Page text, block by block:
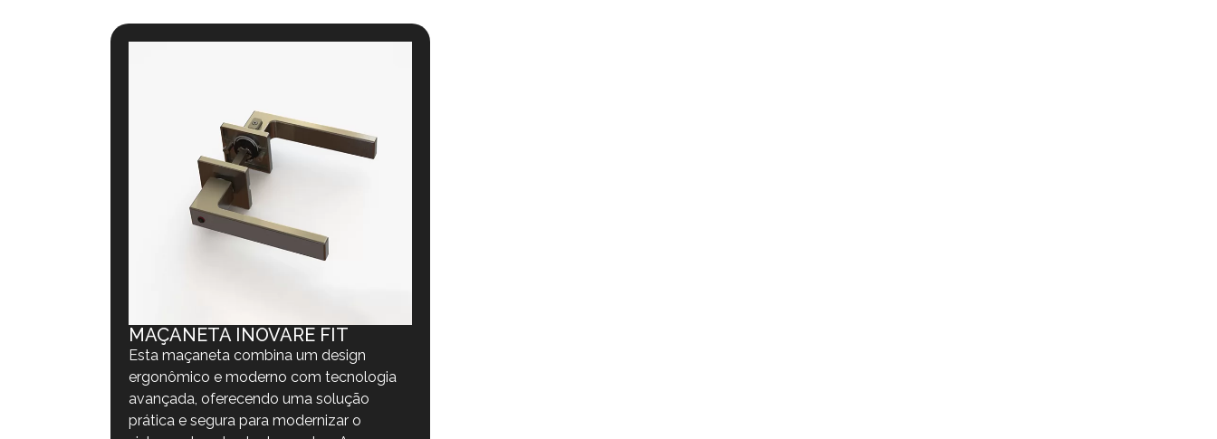
MAÇANETA INOVARE FIT
Esta maçaneta combina um design
ergonômico e moderno com tecnologia
avançada, oferecendo uma solução
prática e segura para modernizar o